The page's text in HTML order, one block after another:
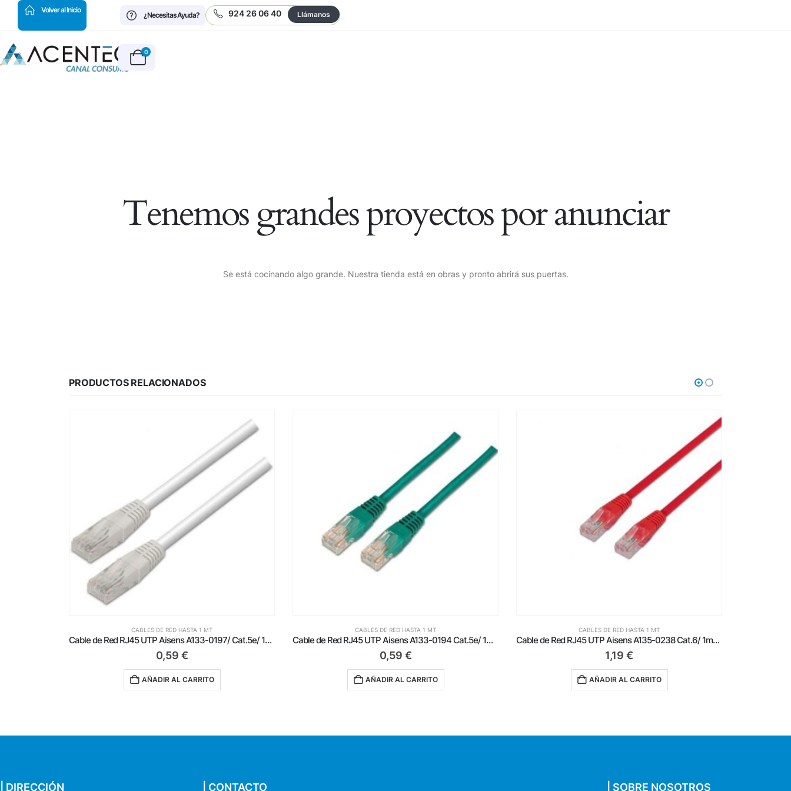
Volver al Inicio
¿Necesitas Ayuda?
924 26 06 40 Llámanos
0
Tenemos grandes proyectos por anunciar
Se está cocinando algo grande. Nuestra tienda está en obras y pronto abrirá sus puertas.
PRODUCTOS RELACIONADOS
CABLES DE RED HASTA 1 MT
Cable de Red RJ45 UTP Aisens A133-0197/ Cat.5e/ 1m/ Blanco
0,59 €
AÑADIR AL CARRITO
CABLES DE RED HASTA 1 MT
Cable de Red RJ45 UTP Aisens A133-0194 Cat.5e/ 1m/ Verde
0,59 €
AÑADIR AL CARRITO
CABLES DE RED HASTA 1 MT
Cable de Red RJ45 UTP Aisens A135-0238 Cat.6/ 1m/ Rojo
1,19 €
AÑADIR AL CARRITO
| DIRECCIÓN | CONTACTO | SOBRE NOSOTROS